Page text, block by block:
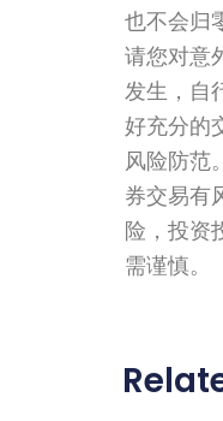
也不会归
请您对意
发生，自
好充分的
风险防范
券交易有
险，投资
需谨慎。